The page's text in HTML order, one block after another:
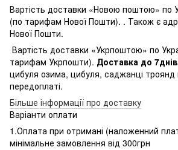
Вартість доставки «Новою поштою» по
(по тарифам Нової Пошти). . Також є
Нової Пошти.
Вартість доставки «Укрпоштою» по
тарифам Укрпошти). Доставка до
цибуля озима, цибуля, саджанці троянд
передоплаті.
Більше інформації про доставку
Варіанти оплати
1.Оплата при отримані (наложенний
мінімальне замовлення від 300грн